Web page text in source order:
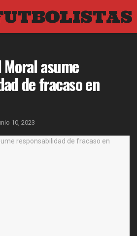
asume
de fracaso en
10, 2023